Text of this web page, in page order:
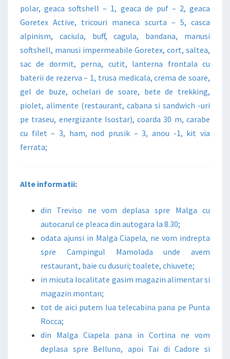
polar, geaca softshell – 1, geaca de puf – 2, geaca
Goretex Active, tricouri maneca scurta – 5, casca
alpinism, caciula, buff, cagula, bandana, manusi
softshell, manusi impermeabile Goretex, cort, saltea,
sac de dormit, perna, cutit, lanterna frontala cu
baterii de rezerva – 1, trusa medicala, crema de soare,
gel de buze, ochelari de soare, bete de trekking,
piolet, alimente (restaurant, cabana si sandwich -uri
pe traseu, energizante Isostar), coarda 30 m, carabe
cu filet – 3, ham, nod prusik – 3, anou -1, kit via
ferrata;
Alte informatii:
din Treviso ne vom deplasa spre Malga cu
autocarul ce pleaca din autogara la 8.30;
odata ajunsi in Malga Ciapela, ne vom indrepta
spre Campingul Mamolada unde avem
restaurant, baie cu dusuri; toalete, chiuvete;
in micuta localitate gasim magazin alimentar si
magazin montan;
tot de aici putem lua telecabina pana pe Punta
Rocca;
din Malga Ciapela pana in Cortina ne vom
deplasa spre Belluno, apoi Tai di Cadore si